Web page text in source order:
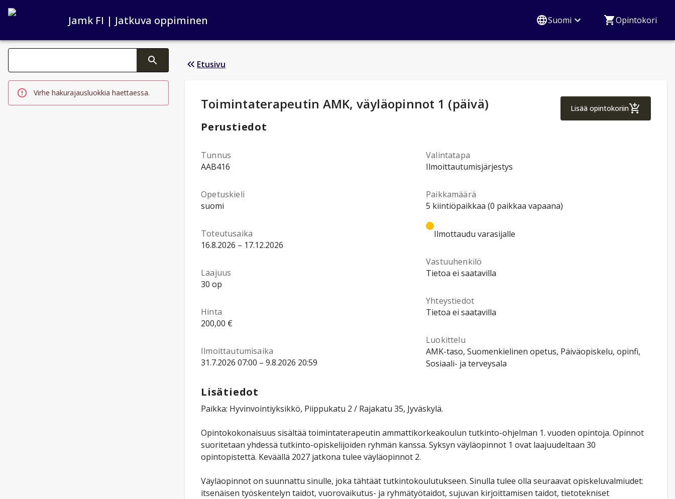
Jamk FI | Jatkuva oppiminen Suomi Opintokori
Haku kategoriat
Tekstin muutos aktivoi hakutoiminnon
Virhe hakurajausluokkia haettaessa.
Etusivu
Opintotiedot:
Toimintaterapeutin AMK, väyläopinnot 1 (päivä) Lisää opintokoriin
Perustiedot
Tunnus
AAB416
Opetuskieli
suomi
Toteutusaika
16.8.2026 – 17.12.2026
Laajuus
30 op
Hinta
200,00 €
Ilmoittautumisaika
31.7.2026 07:00 – 9.8.2026 20:59
Valintatapa
Ilmoittautumisjärjestys
Paikkamäärä
5 kiintiöpaikkaa (0 paikkaa vapaana)
Ilmottaudu varasijalle
Vastuuhenkilö
Tietoa ei saatavilla
Yhteystiedot
Tietoa ei saatavilla
Luokittelu
AMK-taso, Suomenkielinen opetus, Päiväopiskelu, opinfi,
Sosiaali- ja terveysala
Lisätiedot
Paikka: Hyvinvointiyksikkö, Piippukatu 2 / Rajakatu 35, Jyväskylä.
Opintokokonaisuus sisältää toimintaterapeutin ammattikorkeakoulun tutkinto-ohjelman 1. vuoden opintoja. Opinnot
suoritetaan yhdessä tutkinto-opiskelijoiden ryhmän kanssa. Syksyn väyläopinnot 1 ovat laajuudeltaan 30
opintopistettä. Keväällä 2027 jatkona tulee väyläopinnot 2.
Väyläopinnot on suunnattu sinulle, joka tähtäät tutkintokoulutukseen. Sinulla tulee olla seuraavat opiskeluvalmiudet:
itsenäisen työskentelyn taidot, vuorovaikutus- ja ryhmätyötaidot, sujuvan kirjoittamisen taidot, tietotekniset